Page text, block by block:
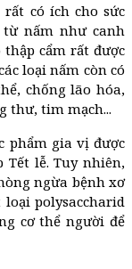
có ích cho sức
từ nấm như canh
cẩm rất được
loại nấm còn có
chống lão hóa,
thư, tim mạch...
phẩm gia vị được
Tết lễ. Tuy nhiên,
ngừa bệnh xơ
polysaccharid
cơ thể người để